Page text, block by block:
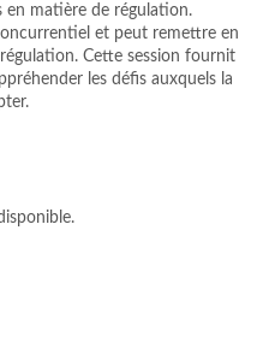
en matière de régulation.
et peut remettre en
Cette session fournit
les défis auxquels la